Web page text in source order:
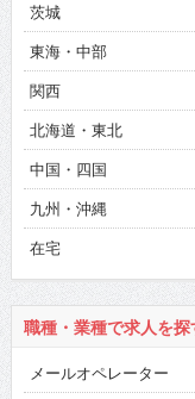
茨城
東海・中部
関西
北海道・東北
中国・四国
九州・沖縄
在宅
職種・業種で求人を探
メールオペレーター